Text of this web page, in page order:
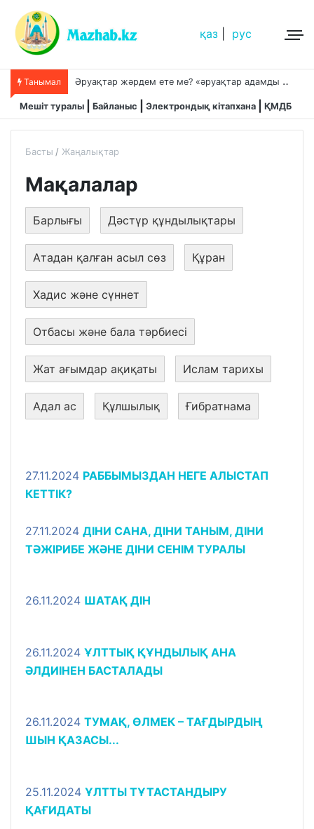
қаз рус
Танымал Ә
руақтар жәрдем ете ме? «әруақтар адамды қорғап жүреді»,-дейді сол рас па?
Мешіт туралы Байланыс Электрондық кітапхана ҚМДБ
Басты Жаңалықтар
Мақалалар
Барлығы Дәстүр құндылықтары
Атадан қалған асыл сөз Құран
Хадис және сүннет
Отбасы және бала тәрбиесі
Жат ағымдар ақиқаты Ислам тарихы
Адал ас Құлшылық Ғибратнама
27.11.2024 РАББЫМЫЗДАН НЕГЕ АЛЫСТАП
КЕТТІК?
27.11.2024 ДІНИ САНА, ДІНИ ТАНЫМ, ДІНИ
ТӘЖІРИБЕ ЖӘНЕ ДІНИ СЕНІМ ТУРАЛЫ
26.11.2024 ШАТАҚ ДІН
26.11.2024 ҰЛТТЫҚ ҚҰНДЫЛЫҚ АНА
ӘЛДИІНЕН БАСТАЛАДЫ
26.11.2024 ТУМАҚ, ӨЛМЕК – ТАҒДЫРДЫҢ
ШЫН ҚАЗАСЫ...
25.11.2024 ҰЛТТЫ ТҰТАСТАНДЫРУ
ҚАҒИДАТЫ